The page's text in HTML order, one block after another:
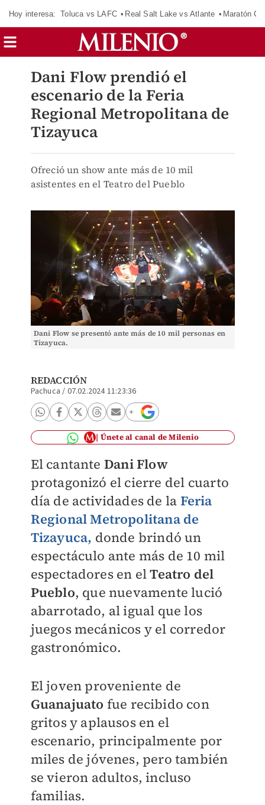
Hoy interesa: Toluca vs LAFC Real Salt Lake vs Atlante Maratón
Dani Flow prendió el
escenario de la Feria
Regional Metropolitana de
Tizayuca
Ofreció un show ante más de 10 mil
asistentes en el Teatro del Pueblo
Dani Flow se presentó ante más de 10 mil personas en
Tizayuca.
REDACCIÓN
Pachuca / 07.02.2024 11:23:36
Únete al canal de Milenio
El cantante Dani Flow
protagonizó el cierre del cuarto
día de actividades de la Feria
Regional Metropolitana de
Tizayuca, donde brindó un
espectáculo ante más de 10 mil
espectadores en elTeatro del
Pueblo, que nuevamente lució
abarrotado, al igual que los
juegos mecánicos y el corredor
gastronómico.
El joven proveniente de
Guanajuato fue recibido con
gritos y aplausos en el
escenario, principalmente por
miles de jóvenes, pero también
se vieron adultos, incluso
familias.